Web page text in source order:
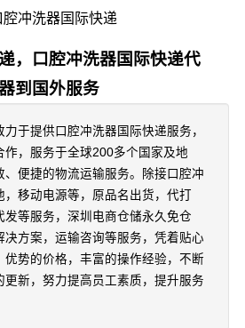
，口腔冲洗器国际快递代
到国外服务
于提供口腔冲洗器国际快递服务，
作，服务于全球200多个国家及地
、便捷的物流运输服务。除接口腔冲
移动电源等，原品名出货，代打
发等服务，深圳电商仓储永久免仓
决方案，运输咨询等服务，凭着贴心
优势的价格，丰富的操作经验，不断
更新，努力提高员工素质，提升服务